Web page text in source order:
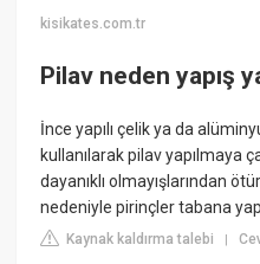
kisikates.com.tr
Pilav neden yapış
İnce yapılı çelik ya da
kullanılarak pilav yapılmaya
dayanıklı olmayışlarından
nedeniyle pirinçler tabana
Kaynak kaldırma talebi |